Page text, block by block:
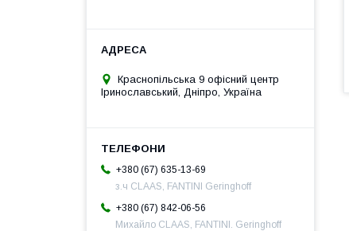
Краснопільська 9 офісний центр
Іринославський, Дніпро, Україна
+380 (67) 635-13-69
з.ч CLAAS, FANTINI Geringhoff
+380 (67) 842-06-56
Михайло CLAAS, FANTINI. Geringhoff